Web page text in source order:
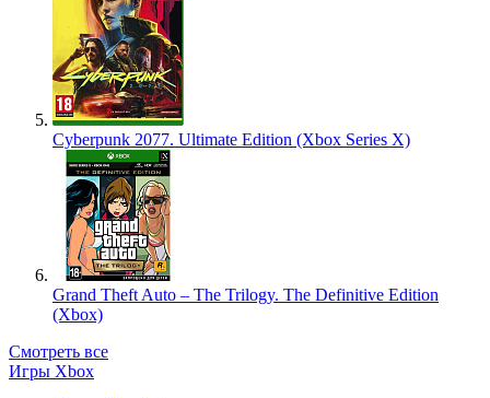
Cyberpunk 2077. Ultimate Edition (Xbox Series X)
Grand Theft Auto – The Trilogy. The Definitive Edition
(Xbox)
Смотреть все
Игры Xbox